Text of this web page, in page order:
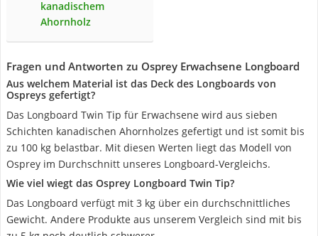
kanadischem
Ahornholz
Fragen und Antworten zu Osprey Erwachsene Longboard
Aus welchem Material ist das Deck des Longboards von
Ospreys gefertigt?
Das Longboard Twin Tip für Erwachsene wird aus sieben
Schichten kanadischen Ahornholzes gefertigt und ist somit bis
zu 100 kg belastbar. Mit diesen Werten liegt das Modell von
Osprey im Durchschnitt unseres Longboard-Vergleichs.
Wie viel wiegt das Osprey Longboard Twin Tip?
Das Longboard verfügt mit 3 kg über ein durchschnittliches
Gewicht. Andere Produkte aus unserem Vergleich sind mit bis